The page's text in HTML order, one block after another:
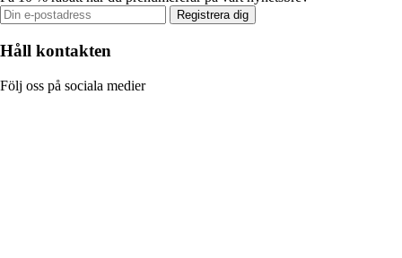
Registrera dig
Håll kontakten
Följ oss på sociala medier